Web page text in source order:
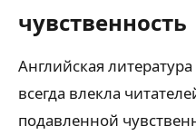
чувственность
Английская
всегда влекла
подавленной